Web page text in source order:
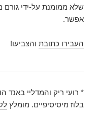
שלא ממומנת על-ידי
אפשר.
העבירו כתובת והצביעו!
בלוז מיסיסיפיים. מומלץ